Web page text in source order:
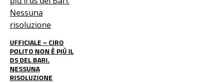
UFFICIALE – CIRO
POLITO NON È PIÙ IL
DS DEL BARI.
NESSUNA
RISOLUZIONE